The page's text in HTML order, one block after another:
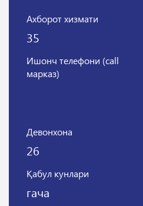
Ахборот хизмати
35
Ишонч телефони (call
марказ)
Девонхона
26
Қабул кунлари
гача